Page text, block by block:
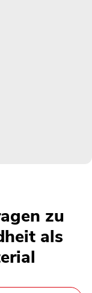
zu
als